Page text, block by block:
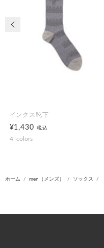
インクス靴下
¥1,430税込
4 colors
前の画像
ホーム men（メンズ） ソックス